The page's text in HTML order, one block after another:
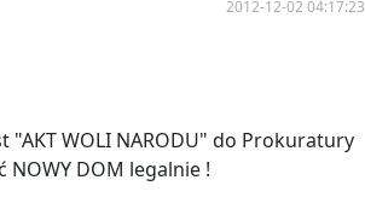
2012-12-02 04:17:23
"AKT WOLI NARODU" do Prokuratury
NOWY DOM legalnie !